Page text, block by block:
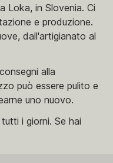
Loka, in Slovenia. Ci
e produzione.
dall'artigianato al
alla
può essere pulito e
uno nuovo.
i giorni. Se hai